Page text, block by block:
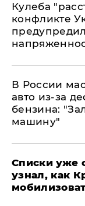
Кулеба
конфликте
В России
авто из-за
бензина:
машину"
Списки уже
узнал, как